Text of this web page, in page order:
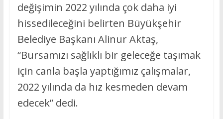
değişimin 2022 yılında çok daha iyi
hissedileceğini belirten Büyükşehir
Belediye Başkanı Alinur Aktaş,
“Bursamızı sağlıklı bir geleceğe taşımak
için canla başla yaptığımız çalışmalar,
2022 yılında da hız kesmeden devam
edecek” dedi.